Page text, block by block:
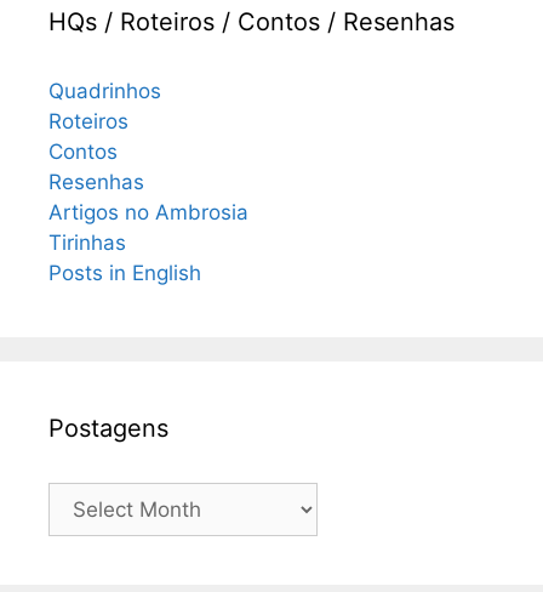
HQs / Roteiros / Contos / Resenhas
Quadrinhos
Roteiros
Contos
Resenhas
Artigos no Ambrosia
Tirinhas
Posts in English
Postagens
Postagens